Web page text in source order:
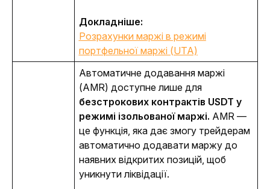
Докладніше:
Розрахунки маржі в режимі
портфельної маржі (UTA)
Автоматичне додавання маржі
(AMR) доступне лише для
безстрокових контрактів USDT у
режимі ізольованої маржі. AMR —
це функція, яка дає змогу трейдерам
автоматично додавати маржу до
наявних відкритих позицій, щоб
уникнути ліквідації.